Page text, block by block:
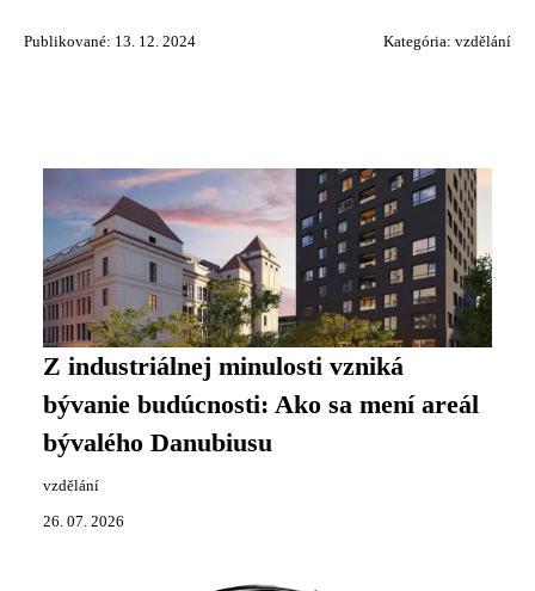
Publikované: 13. 12. 2024 Kategória: vzdělání
Z industriálnej minulosti vzniká
bývanie budúcnosti: Ako sa mení areál
bývalého Danubiusu
vzdělání
26. 07. 2026